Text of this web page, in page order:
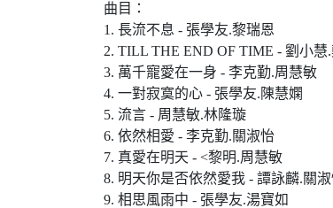
曲目：
1. 長流不息 - 張學友.黎瑞恩
2. TILL THE END OF TIME - 劉小慧
3. 萬千寵愛在一身 - 李克勤.周慧敏
4. 一對寂寞的心 - 張學友.陳慧嫻
5. 流言 - 周慧敏.林隆璇
6. 依然相愛 - 李克勤.關淑怡
7. 真愛在明天 - <黎明.周慧敏
8. 明天你是否依然愛我 - 譚詠麟.關
9. 相思風雨中 - 張學友.湯寶如